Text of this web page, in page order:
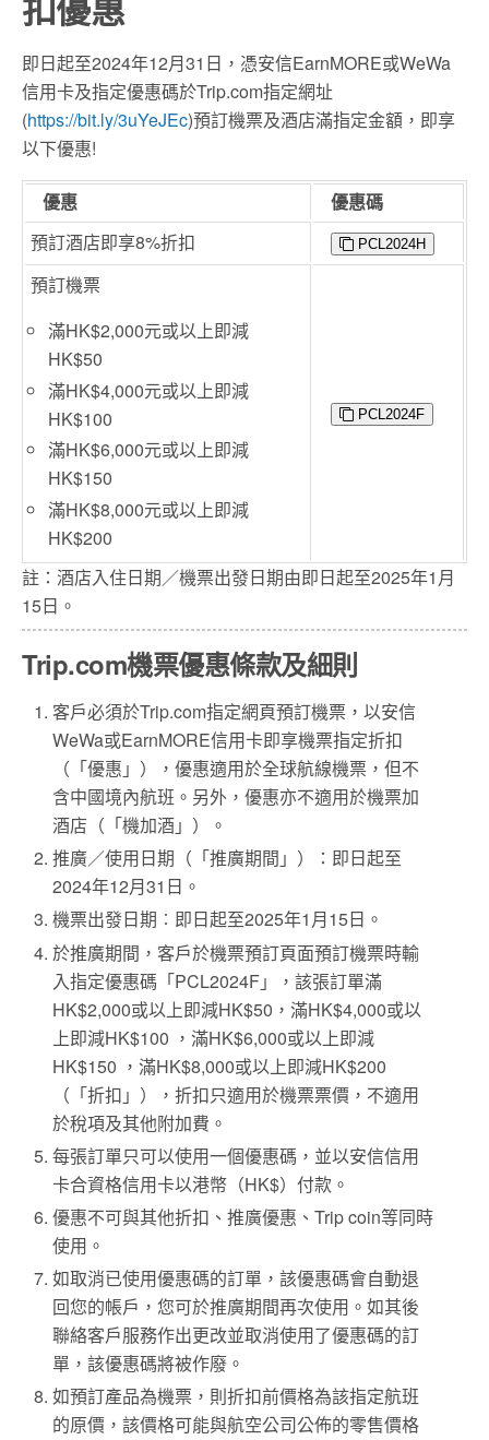
即日起至2024年12月31日，憑安信EarnMORE或WeWa
信用卡及指定優惠碼於Trip.com指定網址
(https://bit.ly/3uYeJEc)預訂機票及酒店滿指定金額，即享
以下優惠!
優惠
優惠碼
預訂酒店即享8%折扣
PCL2024H
預訂機票
滿HK$2,000元或以上即減
HK$50
滿HK$4,000元或以上即減
HK$100
滿HK$6,000元或以上即減
HK$150
滿HK$8,000元或以上即減
HK$200
PCL2024F
註：酒店入住日期／機票出發日期由即日起至2025年1月
15日。
Trip.com機票優惠條款及細則
客戶必須於Trip.com指定網頁預訂機票，以安信
WeWa或EarnMORE信用卡即享機票指定折扣
（「優惠」），優惠適用於全球航線機票，但不
含中國境內航班。另外，優惠亦不適用於機票加
酒店（「機加酒」）。
推廣／使用日期（「推廣期間」）：即日起至
2024年12月31日。
機票出發日期︰即日起至2025年1月15日。
於推廣期間，客戶於機票預訂頁面預訂機票時輸
入指定優惠碼「PCL2024F」，該張訂單滿
HK$2,000或以上即減HK$50，滿HK$4,000或以
上即減HK$100 ，滿HK$6,000或以上即減
HK$150 ，滿HK$8,000或以上即減HK$200
（「折扣」），折扣只適用於機票票價，不適用
於稅項及其他附加費。
每張訂單只可以使用一個優惠碼，並以安信信用
卡合資格信用卡以港幣（HK$）付款。
優惠不可與其他折扣、推廣優惠、Trip coin等同時
使用。
如取消已使用優惠碼的訂單，該優惠碼會自動退
回您的帳戶，您可於推廣期間再次使用。如其後
聯絡客戶服務作出更改並取消使用了優惠碼的訂
單，該優惠碼將被作廢。
如預訂產品為機票，則折扣前價格為該指定航班
的原價，該價格可能與航空公司公佈的零售價格